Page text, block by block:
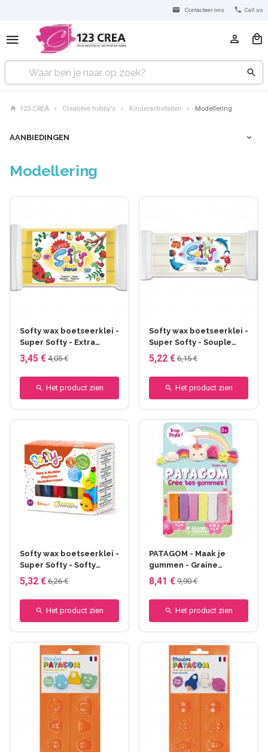
Contacteer ons Call us
123 CREA Creatieve hobby's Kinderactiviteiten Modellering
AANBIEDINGEN
Modellering
Softy wax boetseerklei -
Super Softy - Extra
souple (Super Softy)
3,45 € 4,05 €
Het product zien
Softy wax boetseerklei -
Super Softy - Souple
(softy)
5,22 € 6,15 €
Het product zien
Softy wax boetseerklei -
Super Softy - Softy
Assortiment de 6 x 62 g
5,32 € 6,26 €
Het product zien
PATAGOM - Maak je
gummen - Graine
Créative
8,41 € 9,90 €
Het product zien